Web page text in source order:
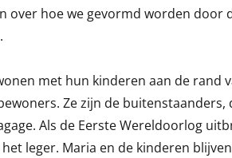
over hoe we gevormd worden door
met hun kinderen aan de rand
Ze zijn de buitenstaanders,
Als de Eerste Wereldoorlog
leger. Maria en de kinderen